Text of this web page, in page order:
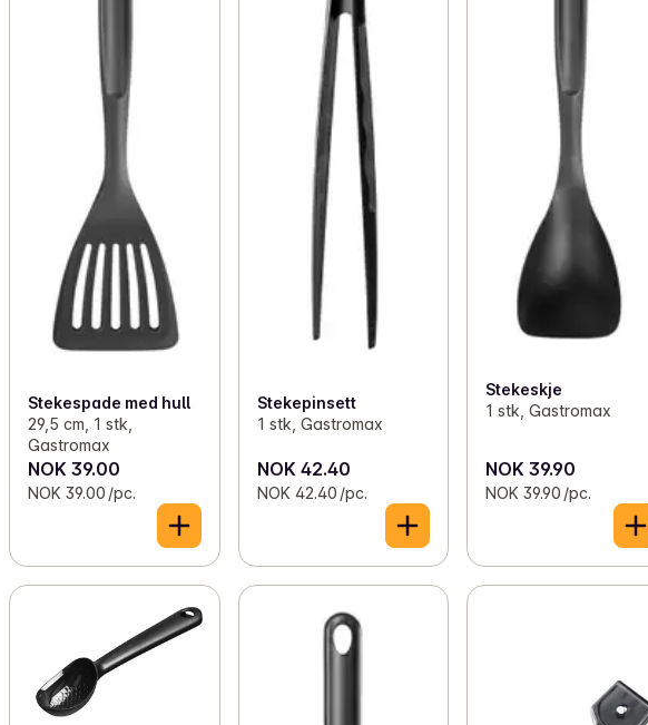
Stekespade med hull
29,5 cm, 1 stk,
Gastromax
NOK 39.00
NOK 39.00 /pc.
Stekepinsett
1 stk, Gastromax
NOK 42.40
NOK 42.40 /pc.
Stekeskje
1 stk, Gastromax
NOK 39.90
NOK 39.90 /pc.